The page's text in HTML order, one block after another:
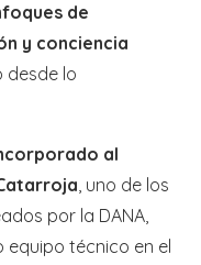
de
y conciencia
desde lo
al
, uno de los
por la DANA,
técnico en el